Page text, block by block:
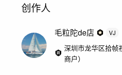
创作人
毛粒陀de店 VJ
深圳市龙华区拾帧
商户）